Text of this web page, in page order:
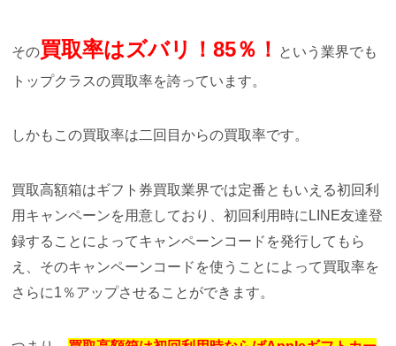
その買取率はズバリ！85％！
という業界でも
トップクラスの買取率を誇っています。
しかもこの買取率は二回目からの買取率です。
買取高額箱はギフト券買取業界では定番ともいえる初回利
用キャンペーンを用意しており、初回利用時にLINE友達登
録することによってキャンペーンコードを発行してもら
え、そのキャンペーンコードを使うことによって買取率を
さらに1％アップさせることができます。